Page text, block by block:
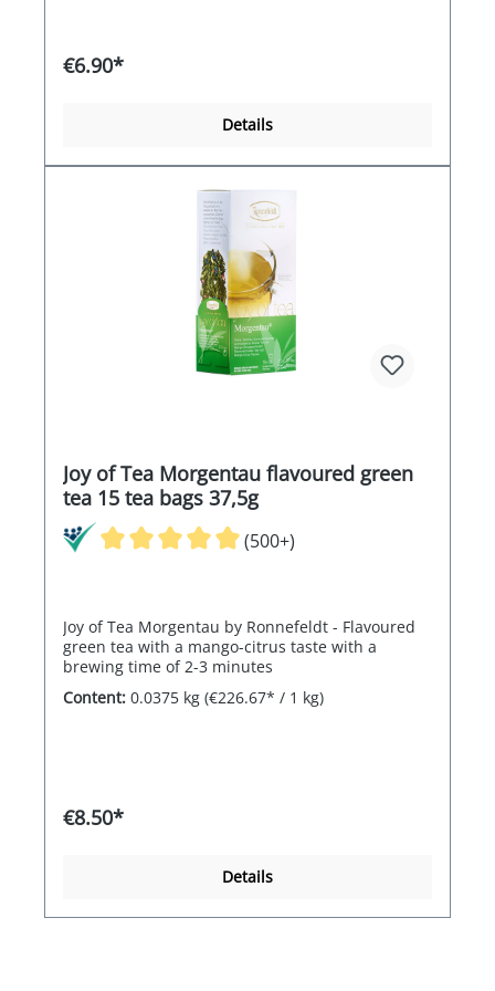
€6.90*
Details
Joy of Tea Morgentau flavoured green
tea 15 tea bags 37,5g
(500+)
Joy of Tea Morgentau by Ronnefeldt - Flavoured
green tea with a mango-citrus taste with a
brewing time of 2-3 minutes
Content: 0.0375 kg (€226.67* / 1 kg)
€8.50*
Details